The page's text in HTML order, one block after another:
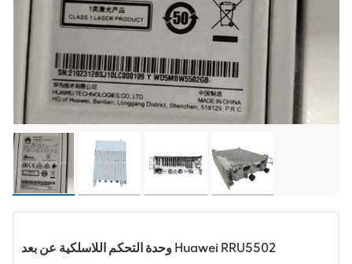
وحدة التحكم اللاسلكية عن بعد Huawei RRU5502